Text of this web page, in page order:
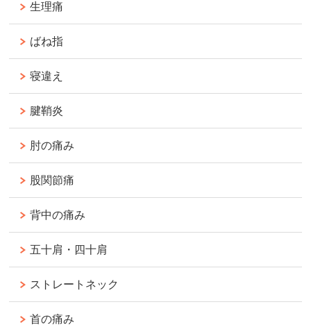
生理痛
ばね指
寝違え
腱鞘炎
肘の痛み
股関節痛
背中の痛み
五十肩・四十肩
ストレートネック
首の痛み